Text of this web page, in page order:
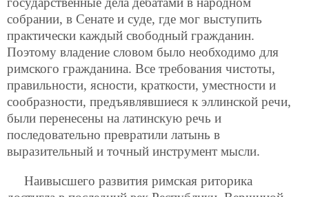
собрании, в Сенате и суде, где мог выступить
практически каждый свободный гражданин.
Поэтому владение словом было необходимо для
римского гражданина. Все требования чистоты,
правильности, ясности, краткости, уместности и
сообразности, предъявлявшиеся к эллинской речи,
были перенесены на латинскую речь и
последовательно превратили латынь в
выразительный и точный инструмент мысли.
Наивысшего развития римская риторика